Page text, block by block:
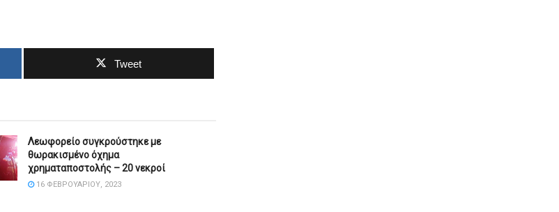
Tweet
Λεωφορείο συγκρούστηκε με
θωρακισμένο όχημα
χρηματαποστολής – 20 νεκροί
16 ΦΕΒΡΟΥΑΡΊΟΥ, 2023